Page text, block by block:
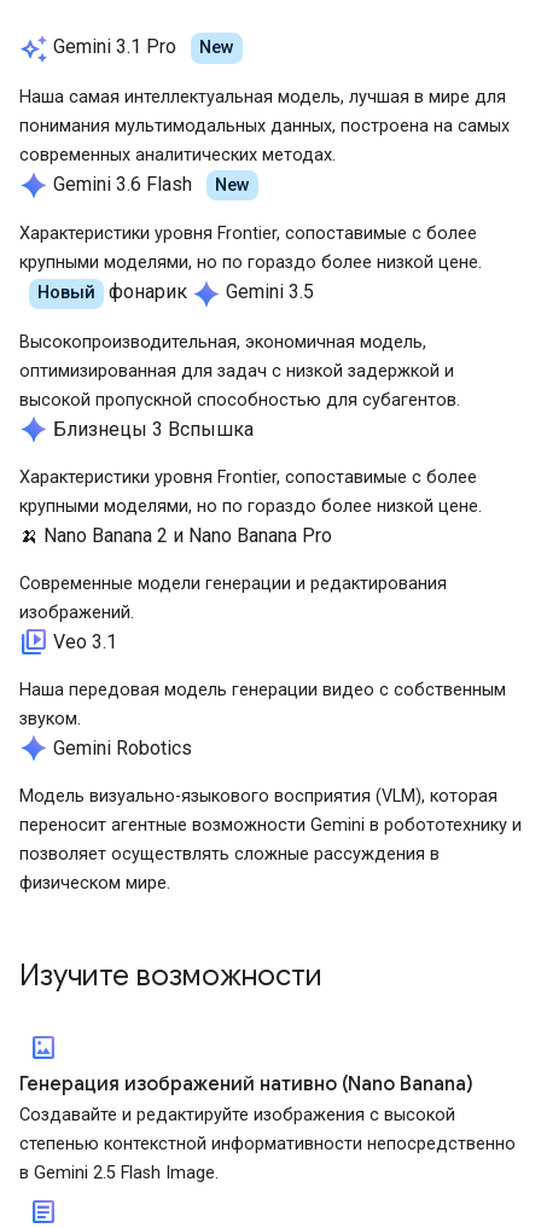
auto_awesome Gemini 3.1 Pro New
Наша самая интеллектуальная модель, лучшая в мире для
понимания мультимодальных данных, построена на самых
современных аналитических методах.
spark Gemini 3.6 Flash New
Характеристики уровня Frontier, сопоставимые с более
крупными моделями, но по гораздо более низкой цене.
Новый
фонарик spark Gemini 3.5
Высокопроизводительная, экономичная модель,
оптимизированная для задач с низкой задержкой и
высокой пропускной способностью для субагентов.
spark Близнецы 3 Вспышка
Характеристики уровня Frontier, сопоставимые с более
крупными моделями, но по гораздо более низкой цене.
🍌 Nano Banana 2 и Nano Banana Pro
Современные модели генерации и редактирования
изображений.
video_library Veo 3.1
Наша передовая модель генерации видео с собственным
звуком.
spark Gemini Robotics
Модель визуально-языкового восприятия (VLM), которая
переносит агентные возможности Gemini в робототехнику и
позволяет осуществлять сложные рассуждения в
физическом мире.
Изучите возможности
imagesmode
Генерация изображений нативно (Nano Banana)
Создавайте и редактируйте изображения с высокой
степенью контекстной информативности непосредственно
в Gemini 2.5 Flash Image.
article